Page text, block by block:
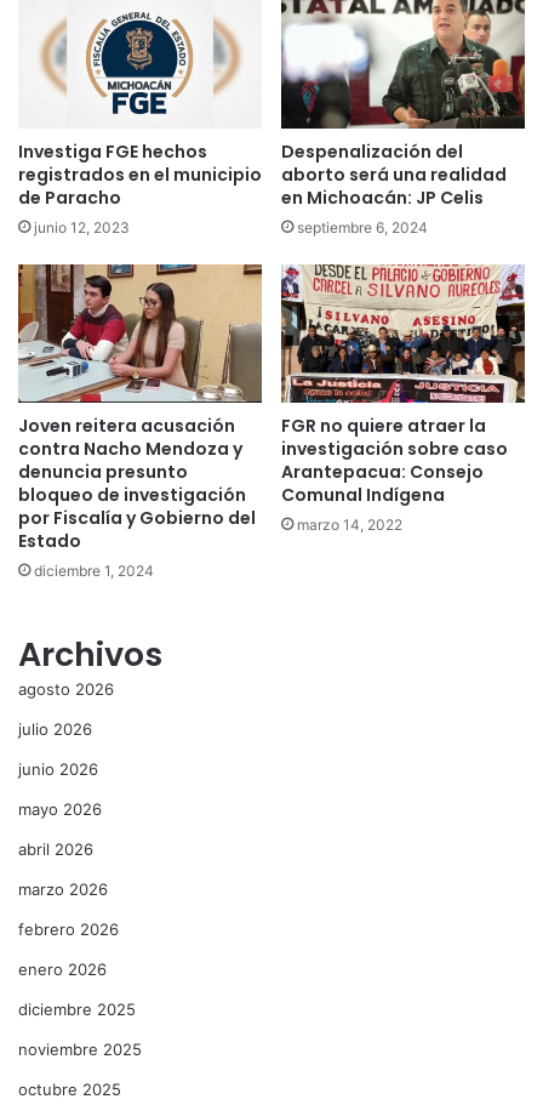
Investiga FGE hechos
registrados en el municipio
de Paracho
junio 12, 2023
Despenalización del
aborto será una realidad
en Michoacán: JP Celis
septiembre 6, 2024
Joven reitera acusación
contra Nacho Mendoza y
denuncia presunto
bloqueo de investigación
por Fiscalía y Gobierno del
Estado
diciembre 1, 2024
FGR no quiere atraer la
investigación sobre caso
Arantepacua: Consejo
Comunal Indígena
marzo 14, 2022
Archivos
agosto 2026
julio 2026
junio 2026
mayo 2026
abril 2026
marzo 2026
febrero 2026
enero 2026
diciembre 2025
noviembre 2025
octubre 2025